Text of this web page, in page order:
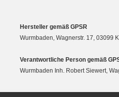
Hersteller gemäß GPSR
Wurmbaden, Wagnerstr. 17, 03099
Verantwortliche Person gemäß
Wurmbaden Inh. Robert Siewert,